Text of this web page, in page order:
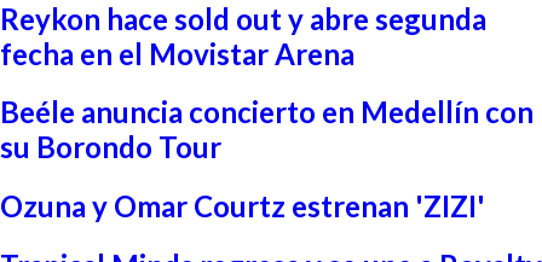
Reykon hace sold out y abre segunda
fecha en el Movistar Arena
Beéle anuncia concierto en Medellín con
su Borondo Tour
Ozuna y Omar Courtz estrenan 'ZIZI'